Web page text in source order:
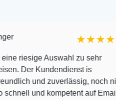
★★★★★
Auswahl zu sehr
Kundendienst is
zuverlässig, noch nie
kompetent auf Emails